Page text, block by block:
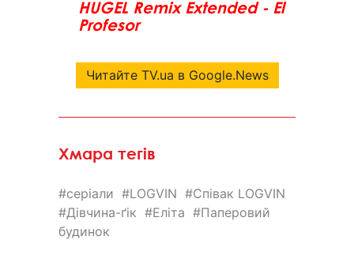
HUGEL Remix Extended - El
Profesor
Читайте TV.ua в Google.News
Хмара тегів
серіали LOGVIN
Співак LOGVIN
Дівчина-ґік
Еліта
Паперовий
будинок